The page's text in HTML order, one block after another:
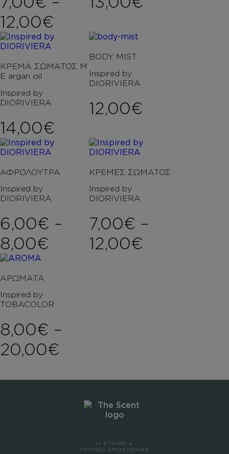
12,00€
ΚΡΕΜΑ ΣΩΜΑΤΟΣ Μ
Ε argan oil
Inspired by
DIORIVIERA
14,00€
BODY MIST
Inspired by
DIORIVIERA
12,00€
ΑΦΡΟΛΟΥΤΡΑ
Inspired by
DIORIVIERA
6,00€ –
8,00€ Price range: 6,00€
ΚΡΕΜΕΣ ΣΩΜΑΤΟΣ
Inspired by
DIORIVIERA
7,00€ –
12,00€
ΑΡΩΜΑΤΑ
Inspired by
TOBACOLOR
8,00€ –
20,00€
Η ΕΤΑΙΡΕΙΑ
ΤΡΟΠΟΙ ΑΠΟΣΤΟΛΗΣ